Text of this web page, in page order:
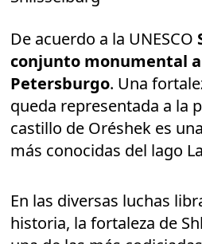
De acuerdo a la UNESCO
conjunto monumental
Petersburgo. Una
queda representada a la
castillo de Oréshek es
más conocidas del lago
En las diversas luchas
historia, la fortaleza de